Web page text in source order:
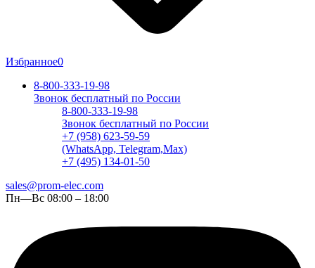
Избранное0
8-800-333-19-98
Звонок бесплатный по России
8-800-333-19-98
Звонок бесплатный по России
+7 (958) 623-59-59
(WhatsApp, Telegram,Max)
+7 (495) 134-01-50
sales@prom-elec.com
Пн—Вс 08:00 – 18:00